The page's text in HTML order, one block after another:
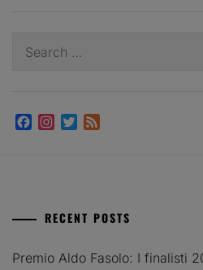
for:
Facebook
Instagram
Twitter
RECENT POSTS
Premio Aldo Fasolo: I finalisti